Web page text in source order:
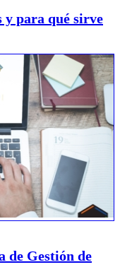
y para qué sirve
de Gestión de